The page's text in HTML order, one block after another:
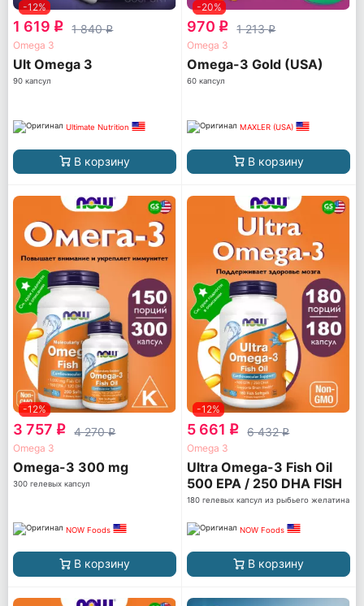
-12%
1 619 q 1 840q
Omega 3
Ult Omega 3
90 капсул
Ultimate Nutrition
В корзину
-20%
970 q 1 213q
Omega 3
Omega-3 Gold (USA)
60 капсул
MAXLER (USA)
В корзину
-12%
3 757 q 4 270q
Omega 3
Omega-3 300 mg
300 гелевых капсул
NOW Foods
В корзину
-12%
5 661 q 6 432q
Omega 3
Ultra Omega-3 Fish Oil
500 EPA / 250 DHA FISH
GELATIN
180 гелевых капсул из рыбьего желатина
NOW Foods
В корзину